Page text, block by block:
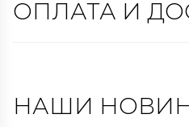
ОПЛАТА И
НАШИ